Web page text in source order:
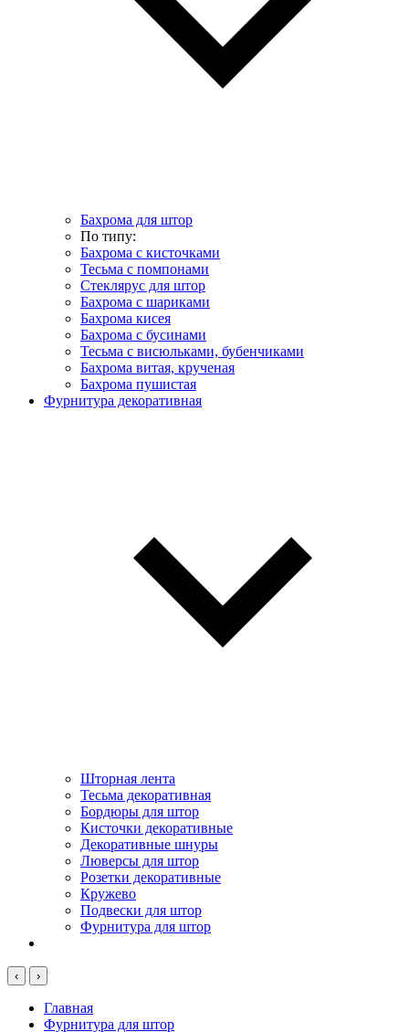
Бахрома для штор
По типу:
Бахрома с кисточками
Тесьма с помпонами
Стеклярус для штор
Бахрома с шариками
Бахрома кисея
Бахрома с бусинами
Тесьма с висюльками, бубенчиками
Бахрома витая, крученая
Бахрома пушистая
Фурнитура декоративная
Шторная лента
Тесьма декоративная
Бордюры для штор
Кисточки декоративные
Декоративные шнуры
Люверсы для штор
Розетки декоративные
Кружево
Подвески для штор
Фурнитура для штор
‹ ›
Главная
Фурнитура для штор